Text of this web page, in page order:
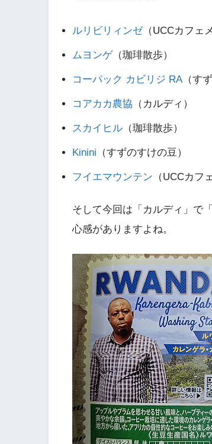
ルリビリィンゼ（UCCカフェ
ムヨンゲ（珈琲散歩）
コーパック カビリジ RA（す
コアカカ農協 （カルディ）
スカイヒル （珈琲散歩）
Kinini （すずのすけの豆）
フイエマウンテン （UCCカフ
そして今回は「カルディ」で
心感がありますよね。